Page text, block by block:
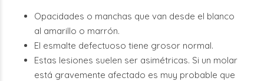
Opacidades o manchas que van desde el blanco
al amarillo o marrón.
El esmalte defectuoso tiene grosor normal.
Estas lesiones suelen ser asimétricas. Si un molar
está gravemente afectado es muy probable que